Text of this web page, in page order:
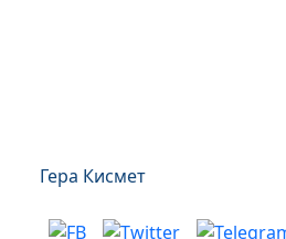
Гера Кисмет